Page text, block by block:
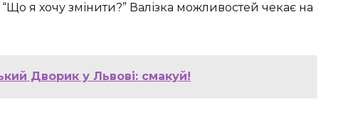
я хочу змінити?” Валізка можливостей чекає на
Дворик у Львові: смакуй!